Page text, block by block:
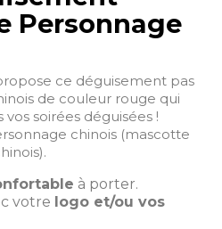
Personnage
ce déguisement pas
de couleur rouge qui
soirées déguisées !
chinois (mascotte
à porter.
votre logo et/ou vos